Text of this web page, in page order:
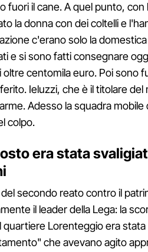
fuori il cane. A quel punto,
la donna con dei coltelli e
c'erano solo la
e si sono fatti consegnare
oltre centomila euro. Poi sono
Ieluzzi, che è il titolare del
Adesso la squadra
colpo.
era stata
secondo reato contro il
il leader della Lega: la
quartiere Lorenteggio era
che avevano agito